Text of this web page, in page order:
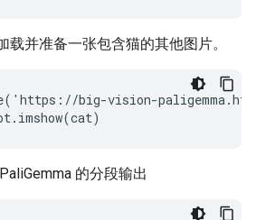
载并准备一张包含猫的其他图片。
big-vision-
的分段输出